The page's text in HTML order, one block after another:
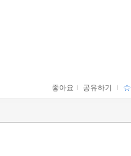
좋아요 ｌ 공유하기 ｌ